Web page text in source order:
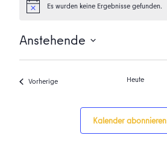
HinweisEs wurden keine Ergebnisse gefunden.
Anstehende
Datum
VorherigeVeranstaltungen Heute
Kalender abonnieren